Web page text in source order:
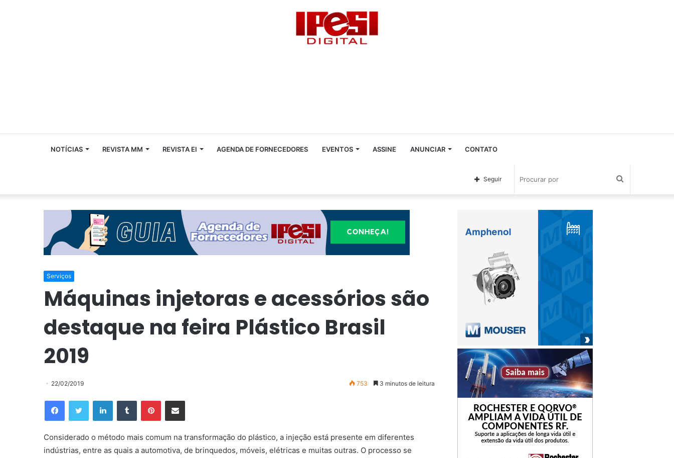
NOTÍCIAS REVISTA MM REVISTA EI AGENDA DE FORNECEDORES EVENTOS ASSINE ANUNCIAR CONTATO
Seguir
Serviços
Máquinas injetoras e acessórios são
destaque na feira Plástico Brasil
2019
22/02/2019 753 3 minutos de leitura
Considerado o método mais comum na transformação do plástico, a injeção está presente em diferentes
indústrias, entre as quais a automotiva, de brinquedos, móveis, elétricas e muitas outras. O processo se